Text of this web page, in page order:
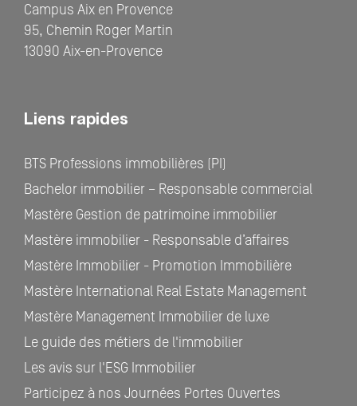
Campus Aix en Provence
95, Chemin Roger Martin
13090 Aix-en-Provence
Liens rapides
BTS Professions immobilières (PI)
Bachelor immobilier – Responsable commercial
Mastère Gestion de patrimoine immobilier
Mastère immobilier - Responsable d’affaires
Mastère Immobilier - Promotion Immobilière
Mastère International Real Estate Management
Mastère Management Immobilier de luxe
Le guide des métiers de l'immobilier
Les avis sur l'ESG Immobilier
Participez à nos Journées Portes Ouvertes